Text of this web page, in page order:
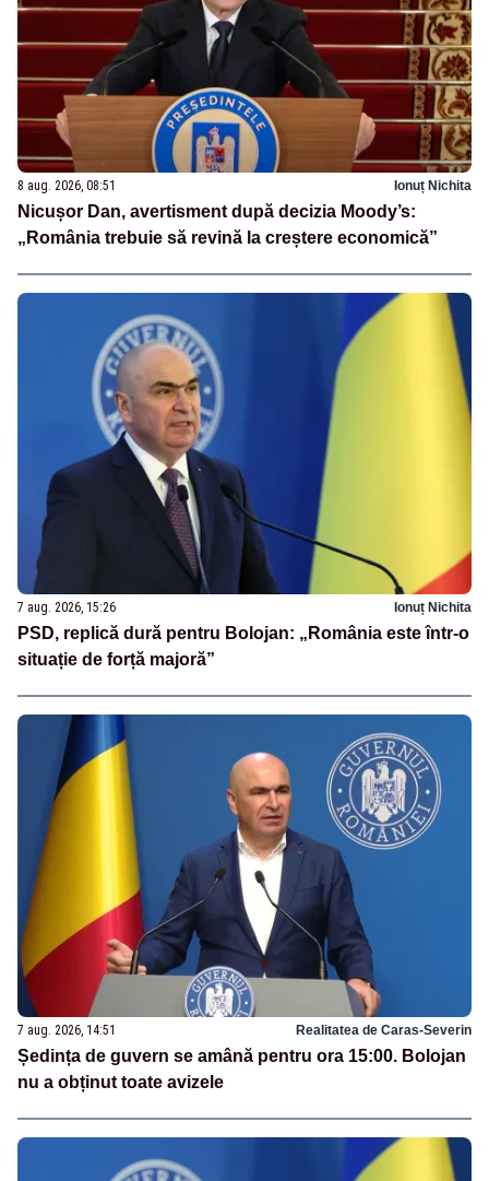
8 aug. 2026, 08:51 Ionuț Nichita
Nicușor Dan, avertisment după decizia Moody’s:
„România trebuie să revină la creștere economică”
7 aug. 2026, 15:26 Ionuț Nichita
PSD, replică dură pentru Bolojan: „România este într-o
situație de forță majoră”
7 aug. 2026, 14:51 Realitatea de Caras-Severin
Ședința de guvern se amână pentru ora 15:00. Bolojan
nu a obținut toate avizele